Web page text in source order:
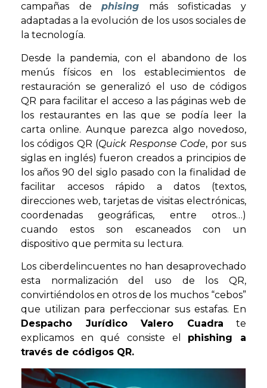
campañas dephising más sofisticadas y
adaptadas a la evolución de los usos sociales de
la tecnología.
Desde la pandemia, con el abandono de los
menús físicos en los establecimientos de
restauración se generalizó el uso de códigos
QR para facilitar el acceso a las páginas web de
los restaurantes en las que se podía leer la
carta online. Aunque parezca algo novedoso,
los códigos QR (Quick Response Code, por sus
siglas en inglés) fueron creados a principios de
los años 90 del siglo pasado con la finalidad de
facilitar accesos rápido a datos (textos,
direcciones web, tarjetas de visitas electrónicas,
coordenadas geográficas, entre otros…)
cuando estos son escaneados con un
dispositivo que permita su lectura.
Los ciberdelincuentes no han desaprovechado
esta normalización del uso de los QR,
convirtiéndolos en otros de los muchos “cebos”
que utilizan para perfeccionar sus estafas. En
Despacho Jurídico Valero Cuadra te
explicamos en qué consiste el phishing a
través de códigos QR.